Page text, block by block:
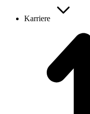
Karriere